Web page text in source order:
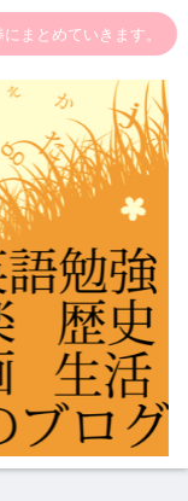
まとめていきます。